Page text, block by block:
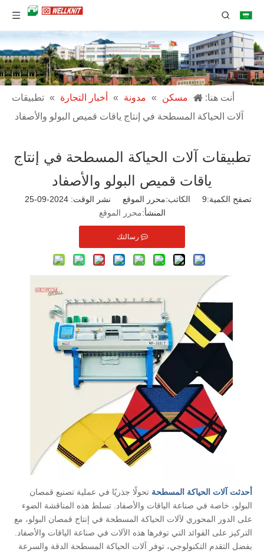
أنت هنا: مسكن » مدونة » أخبار التجارة » تطبيقات
آلات الحياكة المسطحة في إنتاج ياقات قميص البولو والأصفاد
تطبيقات آلات الحياكة المسطحة في إنتاج
ياقات قميص البولو والأصفاد
تصفح الكمية:9
المنشأ:محرر الموقع
رسالتك
أحدثت آلات الحياكة المسطحة تحولًا جذريًا في عملية تصنيع قمصان
البولو، خاصة في صناعة الياقات والأصفاد. تسلط هذه المناقشة الضوء
على الدور المحوري لآلات الحياكة المسطحة في إنتاج قمصان البولو، مع
التركيز على الفوائد التي توفرها هذه الآلات في صناعة الياقات والأصفاد.
بفضل التقدم التكنولوجي، توفر آلات الحياكة المسطحة الدقة والسرعة